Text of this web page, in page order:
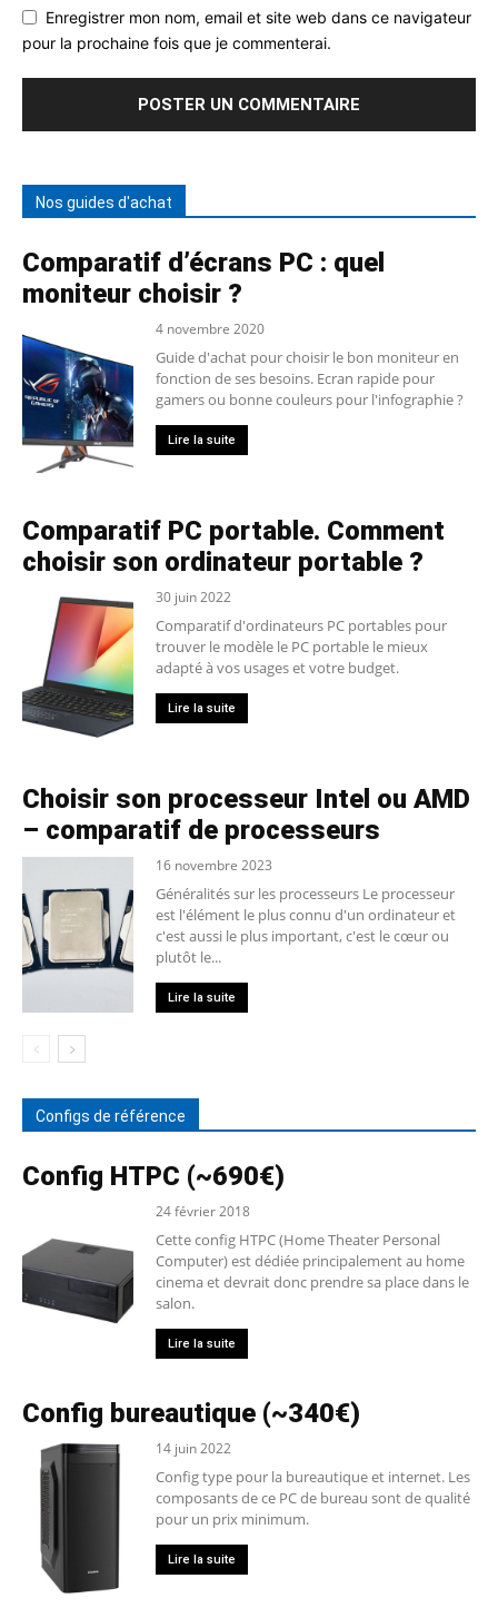
Enregistrer mon nom, email et site web dans ce navigateur
pour la prochaine fois que je commenterai.
Nos guides d'achat
Comparatif d’écrans PC : quel
moniteur choisir ?
4 novembre 2020
Guide d'achat pour choisir le bon moniteur en
fonction de ses besoins. Ecran rapide pour
gamers ou bonne couleurs pour l'infographie ?
Lire la suite
Comparatif PC portable. Comment
choisir son ordinateur portable ?
30 juin 2022
Comparatif d'ordinateurs PC portables pour
trouver le modèle le PC portable le mieux
adapté à vos usages et votre budget.
Lire la suite
Choisir son processeur Intel ou AMD
– comparatif de processeurs
16 novembre 2023
Généralités sur les processeurs Le processeur
est l'élément le plus connu d'un ordinateur et
c'est aussi le plus important, c'est le cœur ou
plutôt le...
Lire la suite
Configs de référence
Config HTPC (~690€)
24 février 2018
Cette config HTPC (Home Theater Personal
Computer) est dédiée principalement au home
cinema et devrait donc prendre sa place dans le
salon.
Lire la suite
Config bureautique (~340€)
14 juin 2022
Config type pour la bureautique et internet. Les
composants de ce PC de bureau sont de qualité
pour un prix minimum.
Lire la suite